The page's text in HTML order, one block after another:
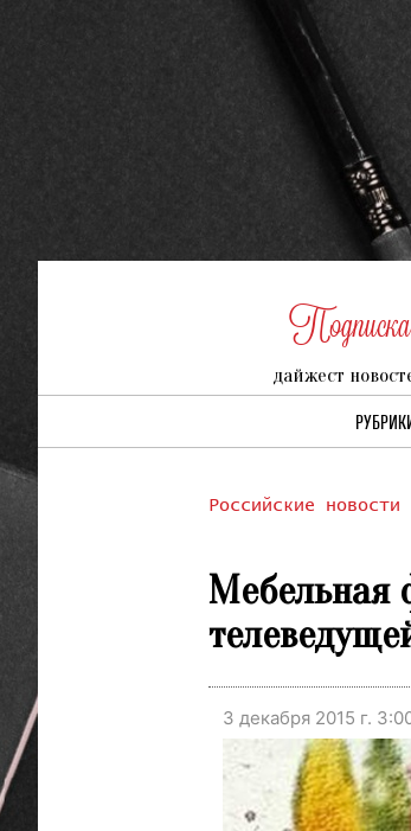
Подписка
дайжест
Российские новости
Мебельная
3 декабря 2015 г.